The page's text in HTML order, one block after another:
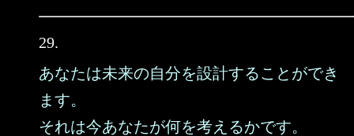
29.
あなたは未来の自分を設計することができ
ます。
それは今あなたが何を考えるかです。